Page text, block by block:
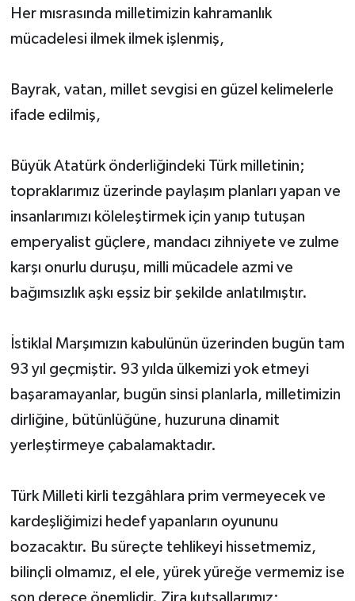
Her mısrasında milletimizin kahramanlık
mücadelesi ilmek ilmek işlenmiş,
Bayrak, vatan, millet sevgisi en güzel kelimelerle
ifade edilmiş,
Büyük Atatürk önderliğindeki Türk milletinin;
topraklarımız üzerinde paylaşım planları yapan ve
insanlarımızı köleleştirmek için yanıp tutuşan
emperyalist güçlere, mandacı zihniyete ve zulme
karşı onurlu duruşu, milli mücadele azmi ve
bağımsızlık aşkı eşsiz bir şekilde anlatılmıştır.
İstiklal Marşımızın kabulünün üzerinden bugün tam
93 yıl geçmiştir. 93 yılda ülkemizi yok etmeyi
başaramayanlar, bugün sinsi planlarla, milletimizin
dirliğine, bütünlüğüne, huzuruna dinamit
yerleştirmeye çabalamaktadır.
Türk Milleti kirli tezgâhlara prim vermeyecek ve
kardeşliğimizi hedef yapanların oyununu
bozacaktır. Bu süreçte tehlikeyi hissetmemiz,
bilinçli olmamız, el ele, yürek yüreğe vermemiz ise
son derece önemlidir. Zira kutsallarımız;